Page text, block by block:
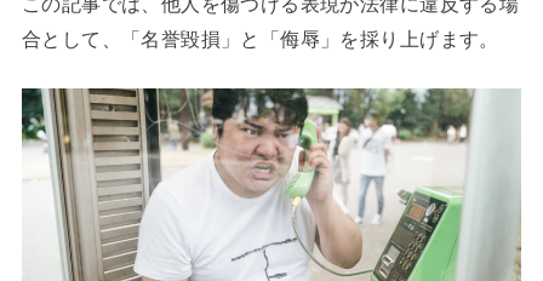
合として、「名誉毀損」と「侮辱」を採り上げます。